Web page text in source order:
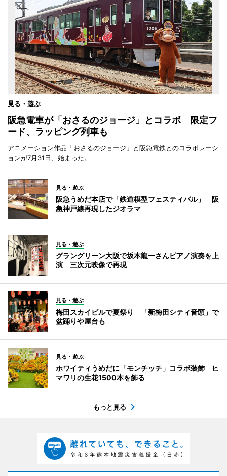
見る・遊ぶ
阪急電車が「おさるのジョージ」とコラボ 限定フ
ード、ラッピング列車も
アニメーション作品「おさるのジョージ」と阪急電鉄とのコラボレーシ
ョンが7月31日、始まった。
見る・遊ぶ
阪急うめだ本店で「鉄道模型フェスティバル」 阪
急神戸線再現したジオラマ
見る・遊ぶ
グラングリーン大阪で坂本龍一さんピアノ演奏を上
演 三次元映像で再現
見る・遊ぶ
梅田スカイビルで夏祭り 「新梅田シティ音頭」で
盆踊りや屋台も
見る・遊ぶ
ホワイティうめだに「モンチッチ」コラボ装飾 ヒ
マワリの生花1500本を飾る
もっと見る